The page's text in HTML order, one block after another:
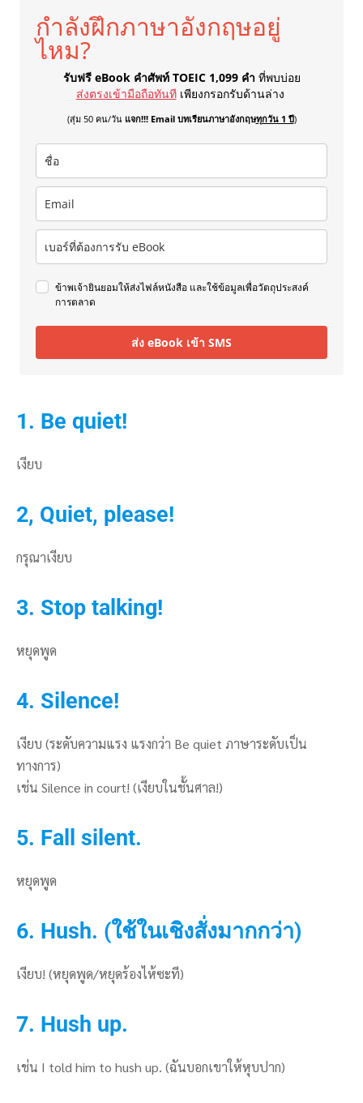
กำลังฝึกภาษาอังกฤษอยู่
ไหม?
รับฟรี eBook คำศัพท์ TOEIC 1,099 คำ ที่พบบ่อย
ส่งตรงเข้ามือถือทันที เพียงกรอกรับด้านล่าง
(สุ่ม 50 คน/วัน แจก!!! Email บทเรียนภาษาอังกฤษทุกวัน 1 ปี)
ข้าพเจ้ายินยอมให้ส่งไฟล์หนังสือ และใช้ข้อมูลเพื่อวัตถุประสงค์
การตลาด
ส่ง eBook เข้า SMS
1. Be quiet!
เงียบ
2, Quiet, please!
กรุณาเงียบ
3. Stop talking!
หยุดพูด
4. Silence!
เงียบ (ระดับความแรง แรงกว่า Be quiet ภาษาระดับเป็น
ทางการ)
เช่น Silence in court! (เงียบในชั้นศาล!)
5. Fall silent.
หยุดพูด
6. Hush. (ใช้ในเชิงสั่งมากกว่า)
เงียบ! (หยุดพูด/หยุดร้องไห้ซะที)
7. Hush up.
เช่น I told him to hush up. (ฉันบอกเขาให้หุบปาก)